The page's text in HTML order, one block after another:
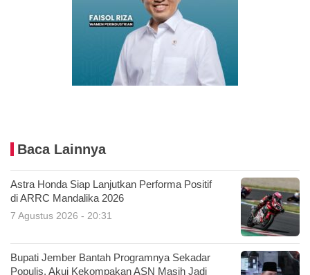
Baca Lainnya
Astra Honda Siap Lanjutkan Performa Positif
di ARRC Mandalika 2026
7 Agustus 2026 - 20:31
Bupati Jember Bantah Programnya Sekadar
Populis, Akui Kekompakan ASN Masih Jadi